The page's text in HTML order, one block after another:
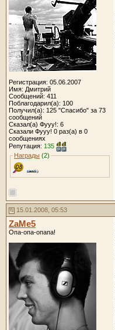
Регистрация: 05.06.2007
Имя: Дмитрий
Сообщений: 411
Поблагодарил(а): 100
Получил(а): 125 "Спасибо" за 73
сообщений
Сказал(а) Фууу!: 6
Сказали Фууу! 0 раз(а) в 0
сообщениях
Репутация: 135
Награды (2)
15.01.2008, 05:53
ZaMe5
Опа-опа-опапа!